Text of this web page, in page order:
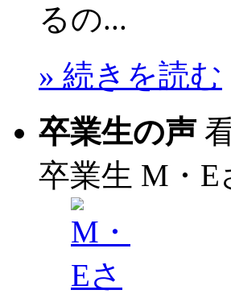
るの...
» 続きを読む
卒業生の声
卒業生 M・E